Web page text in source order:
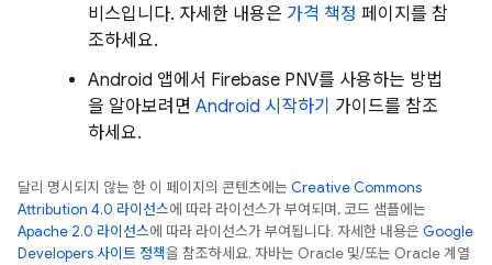
비스입니다. 자세한 내용은 가격 책정 페이지를 참
조하세요.
Android 앱에서 Firebase PNV를 사용하는 방법
을 알아보려면 Android 시작하기 가이드를 참조
하세요.
달리 명시되지 않는 한 이 페이지의 콘텐츠에는 Creative Commons
Attribution 4.0 라이선스에 따라 라이선스가 부여되며, 코드 샘플에는
Apache 2.0 라이선스에 따라 라이선스가 부여됩니다. 자세한 내용은 Google
Developers 사이트 정책을 참조하세요. 자바는 Oracle 및/또는 Oracle 계열